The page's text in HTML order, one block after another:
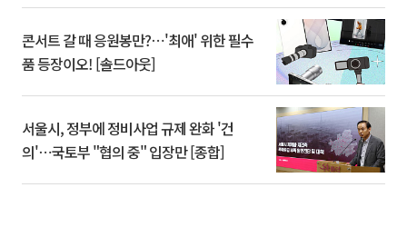
콘서트 갈 때 응원봉만?⋯'최애' 위한 필수
품 등장이오! [솔드아웃]
서울시, 정부에 정비사업 규제 완화 '건
의'⋯국토부 "협의 중" 입장만 [종합]